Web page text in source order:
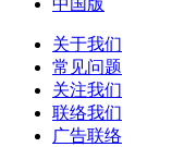
中国版
关于我们
常见问题
关注我们
联络我们
广告联络